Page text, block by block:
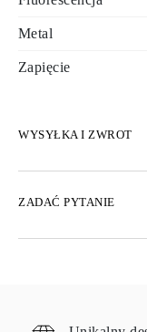
Metal
Zapięcie
WYSYŁKA I ZWROT
Dostępne są również
ZADAĆ PYTANIE